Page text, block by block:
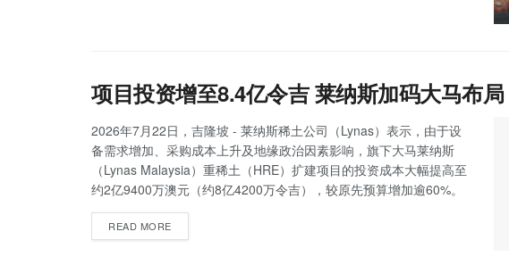
项目投资增至8.4亿令吉 莱纳斯加码大马布局
2026年7月22日，吉隆坡 - 莱纳斯稀土公司（Lynas）表示，由于设
备需求增加、采购成本上升及地缘政治因素影响，旗下大马莱纳斯
（Lynas Malaysia）重稀土（HRE）扩建项目的投资成本大幅提高至
约2亿9400万澳元（约8亿4200万令吉），较原先预算增加逾60%。
READ MORE